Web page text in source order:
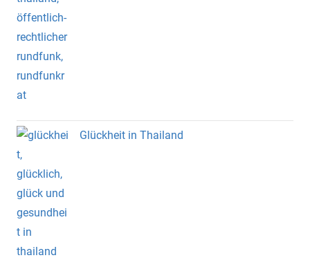
Glückheit in Thailand